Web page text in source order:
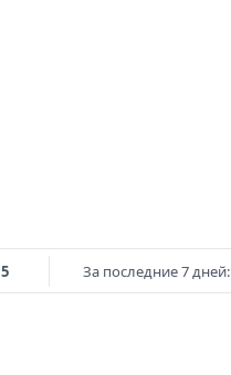
5 За последние 7 дней: